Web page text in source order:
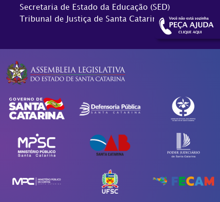
Secretaria de Estado da Educação (SED)
Tribunal de Justiça de Santa Catarina (TJSC)